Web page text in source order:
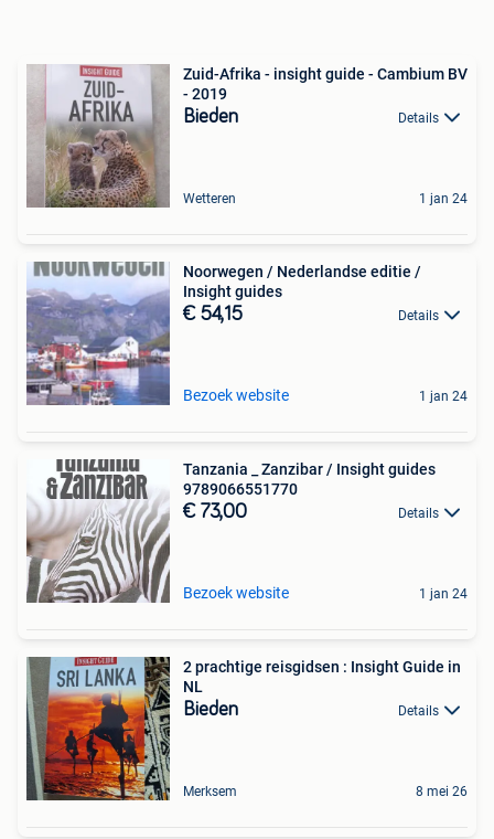
Zuid-Afrika - insight guide - Cambium BV
- 2019
Bieden Details
Wetteren 1 jan 24
Noorwegen / Nederlandse editie /
Insight guides
€ 54,15 Details
Bezoek website 1 jan 24
Tanzania _ Zanzibar / Insight guides
9789066551770
€ 73,00 Details
Bezoek website 1 jan 24
2 prachtige reisgidsen : Insight Guide in
NL
Bieden Details
Merksem 8 mei 26